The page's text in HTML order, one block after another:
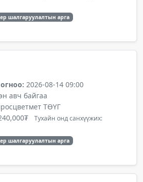
шалгаруулалтын арга
2026-08-14 09:00
авч байгаа
ТӨҮГ
Тухайн онд санхүүжих:
шалгаруулалтын арга